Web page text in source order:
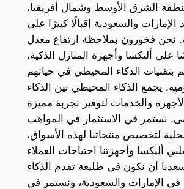
الشرق الأوسط وشمال أفريقيا،
الإمارات والسعودية إقبالًا كبيرًا على
نحن فخورون بملاحظة ارتفاع معدل
على أليكسا وأجهزة المنازل الذكية،
بتقنيات الذكاء المحيطي في حياتهم
يجمع الذكاء المحيطي بين الذكاء
والخدمات لتوفير تجربة مميزة
نستمر في الاستثمار في المواهب
لتخصيص منتجاتنا لهذه الأسواق،
أليكسا وأجهزتنا احتياجات العملاء
أن نكون في طليعة تقدم الذكاء
الإمارات والسعودية، ونستمر في